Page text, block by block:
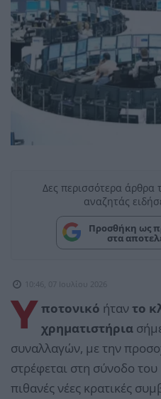
Δες περισσότερα
αναζητάς
Προσθήκη ως
στα
10:46, 07 Ιουλίου 2026
Υ ποτονικό ήταντο
χρηματιστήρια
συναλλαγών, με την
στρέφεται στη σύνοδο
πιθανές νέες κρατικές